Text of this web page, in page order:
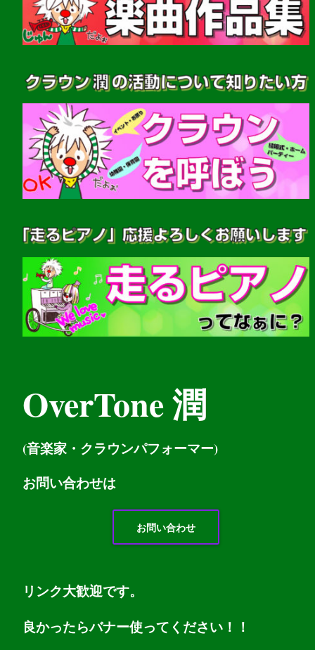
OverTone 潤
(音楽家・クラウンパフォーマー)
お問い合わせは
お問い合わせ
リンク大歓迎です。
良かったらバナー使ってください！！